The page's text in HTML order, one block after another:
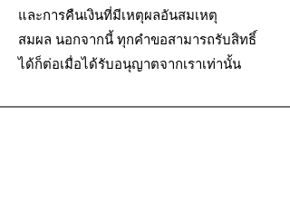
และการคืนเงินที่มีเหตุผลอันสมเหตุ
สมผล นอกจากนี้ ทุกคำขอสามารถรับสิทธิ์
ได้ก็ต่อเมื่อได้รับอนุญาตจากเราเท่านั้น